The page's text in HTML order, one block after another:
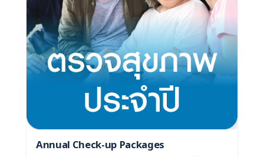
Annual Check-up Packages